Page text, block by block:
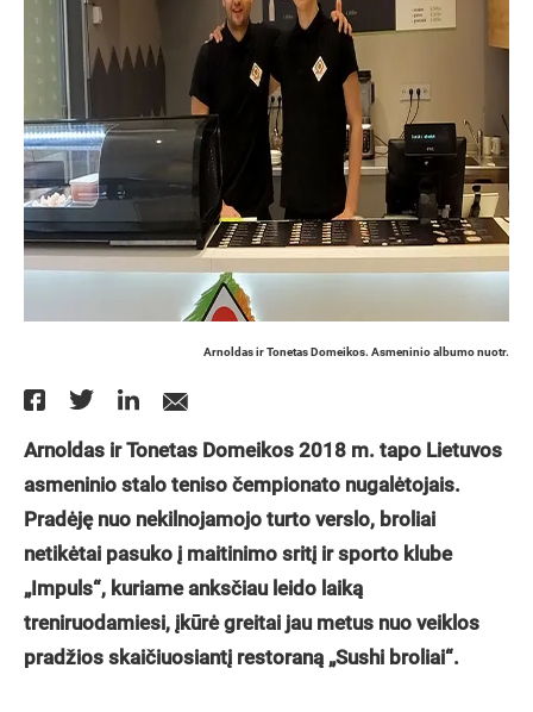
Arnoldas ir Tonetas Domeikos. Asmeninio albumo nuotr.
Arnoldas ir Tonetas Domeikos 2018 m. tapo Lietuvos
asmeninio stalo teniso čempionato nugalėtojais.
Pradėję nuo nekilnojamojo turto verslo, broliai
netikėtai pasuko į maitinimo sritį ir sporto klube
„Impuls“, kuriame anksčiau leido laiką
treniruodamiesi, įkūrė greitai jau metus nuo veiklos
pradžios skaičiuosiantį restoraną „Sushi broliai“.